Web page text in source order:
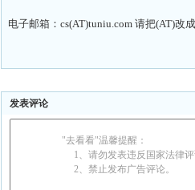
电子邮箱：cs(AT)tuniu.com 请把(AT)改
发表评论
"去看看"温馨提醒：
1、请勿发表违反国家法律
2、禁止发布广告评论。